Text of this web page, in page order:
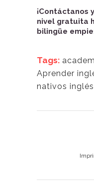
¡Contáctanos
nivel gratuita
bilingüe
Tags:
Aprender
nativos